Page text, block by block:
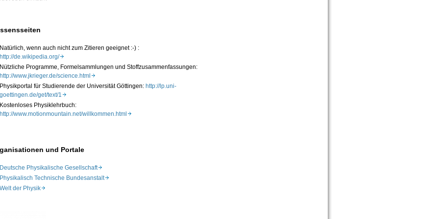
Natürlich, wenn auch nicht zum Zitieren geeignet :-) :
http://de.wikipedia.org/
Nützliche Programme, Formelsammlungen und Stoffzusammenfassungen:
http://www.jkrieger.de/science.html
Physikportal für Studierende der Universität Göttingen: http://lp.uni-
goettingen.de/get/text/1
Kostenloses Physiklehrbuch:
http://www.motionmountain.net/willkommen.html
und Portale
Deutsche Physikalische Gesellschaft
Physikalisch Technische Bundesanstalt
Welt der Physik